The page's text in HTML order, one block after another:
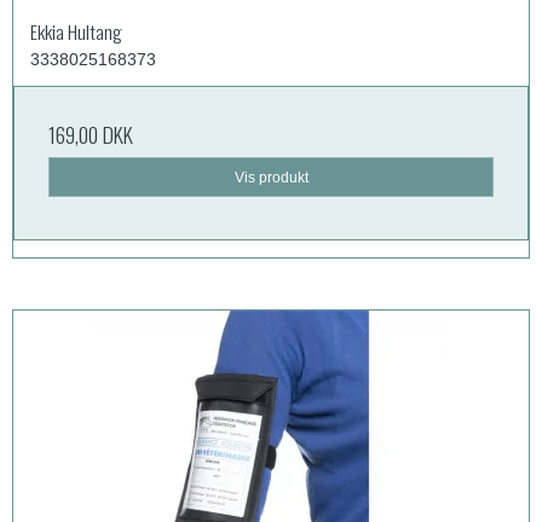
Ekkia Hultang
3338025168373
169,00 DKK
Vis produkt